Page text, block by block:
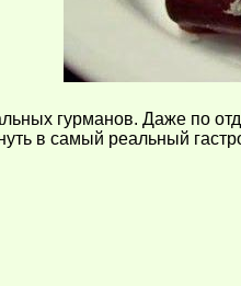
гурманов. Даже по
в самый реальный